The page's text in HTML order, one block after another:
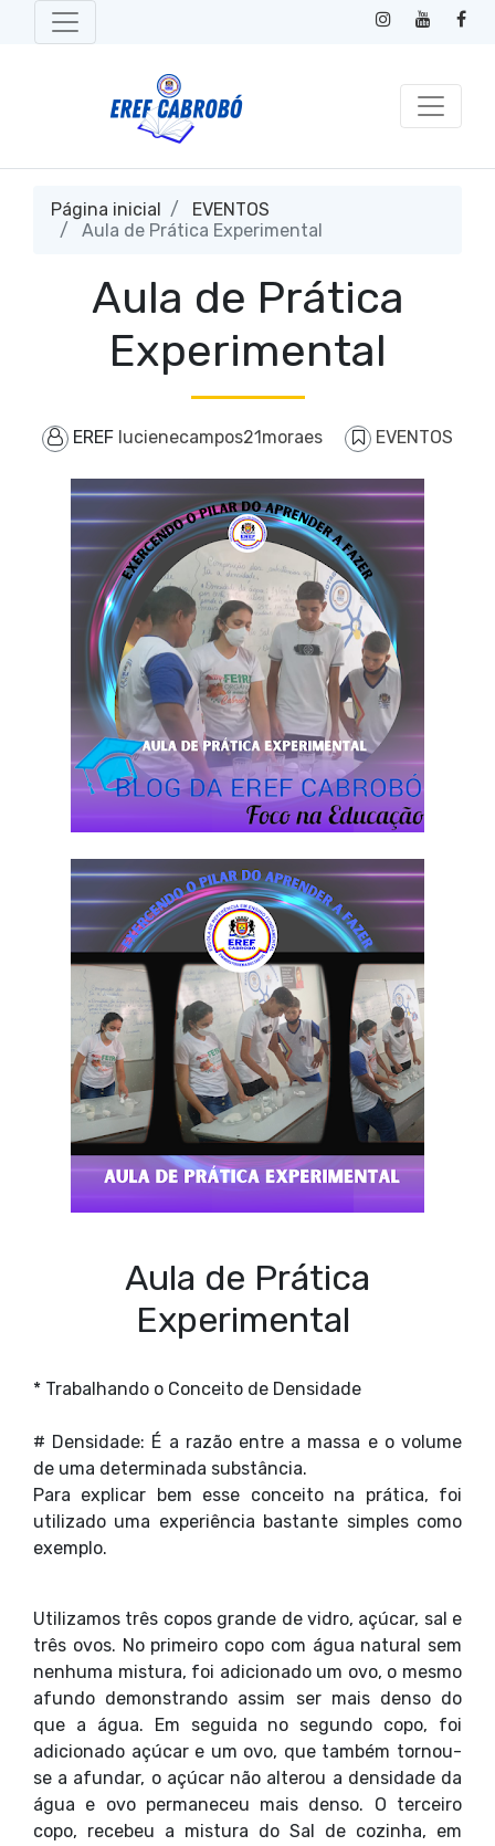
Página inicial
EVENTOS
Aula de Prática Experimental
Aula de Prática
Experimental
EREF lucienecampos21moraes EVENTOS
Aula de Prática
Experimental
* Trabalhando o Conceito de Densidade
# Densidade: É a razão entre a massa e o volume
de uma determinada substância.
Para explicar bem esse conceito na prática, foi
utilizado uma experiência bastante simples como
exemplo.
Utilizamos três copos grande de vidro, açúcar, sal e
três ovos. No primeiro copo com água natural sem
nenhuma mistura, foi adicionado um ovo, o mesmo
afundo demonstrando assim ser mais denso do
que a água. Em seguida no segundo copo, foi
adicionado açúcar e um ovo, que também tornou-
se a afundar, o açúcar não alterou a densidade da
água e ovo permaneceu mais denso. O terceiro
copo, recebeu a mistura do Sal de cozinha, em